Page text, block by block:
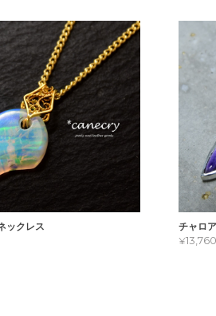
ックレス チャロ
¥13,760